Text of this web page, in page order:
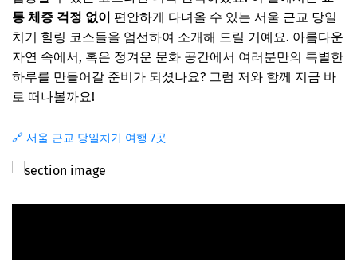
통 체증 걱정 없이 편안하게 다녀올 수 있는 서울 근교 당일
치기 힐링 코스들을 엄선하여 소개해 드릴 거예요. 아름다운
자연 속에서, 혹은 정겨운 문화 공간에서 여러분만의 특별한
하루를 만들어갈 준비가 되셨나요? 그럼 저와 함께 지금 바
로 떠나볼까요!
🔗 서울 근교 당일치기 여행 7곳